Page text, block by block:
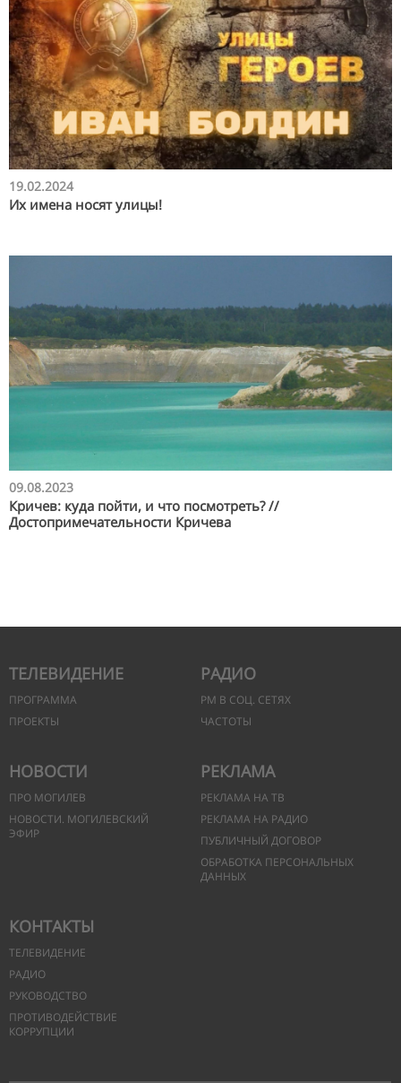
19.02.2024
Их имена носят улицы!
09.08.2023
Кричев: куда пойти, и что посмотреть? //
Достопримечательности Кричева
ТЕЛЕВИДЕНИЕ
ПРОГРАММА
ПРОЕКТЫ
РАДИО
РМ В СОЦ. СЕТЯХ
ЧАСТОТЫ
НОВОСТИ
ПРО МОГИЛЕВ
НОВОСТИ. МОГИЛЕВСКИЙ
ЭФИР
РЕКЛАМА
РЕКЛАМА НА ТВ
РЕКЛАМА НА РАДИО
ПУБЛИЧНЫЙ ДОГОВОР
ОБРАБОТКА ПЕРСОНАЛЬНЫХ
ДАННЫХ
КОНТАКТЫ
ТЕЛЕВИДЕНИЕ
РАДИО
РУКОВОДСТВО
ПРОТИВОДЕЙСТВИЕ
КОРРУПЦИИ